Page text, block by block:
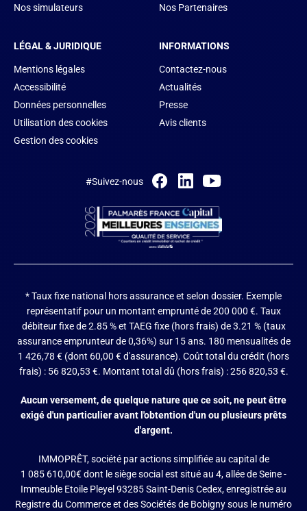
Nos simulateurs
Nos Partenaires
LÉGAL & JURIDIQUE
Mentions légales
Accessibilité
Données personnelles
Utilisation des cookies
Gestion des cookies
INFORMATIONS
Contactez-nous
Actualités
Presse
Avis clients
#Suivez-nous
* Taux fixe national hors assurance et selon dossier. Exemple
représentatif pour un montant emprunté de 200 000 €. Taux
débiteur fixe de 2.85 % et TAEG fixe (hors frais) de 3.21 % (taux
assurance emprunteur de 0,36%) sur 15 ans. 180 mensualités de
1 426,78 € (dont 60,00 € d'assurance). Coût total du crédit (hors
frais) : 56 820,53 €. Montant total dû (hors frais) : 256 820,53 €.
Aucun versement, de quelque nature que ce soit, ne peut être
exigé d'un particulier avant l'obtention d'un ou plusieurs prêts
d'argent.
IMMOPRÊT, société par actions simplifiée au capital de
1 085 610,00€ dont le siège social est situé au 4, allée de Seine -
Immeuble Etoile Pleyel 93285 Saint-Denis Cedex, enregistrée au
Registre du Commerce et des Sociétés de Bobigny sous le numéro